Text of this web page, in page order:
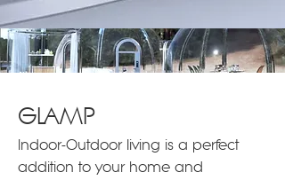
GLAMP
Indoor-Outdoor living is a perfect
addition to your home and